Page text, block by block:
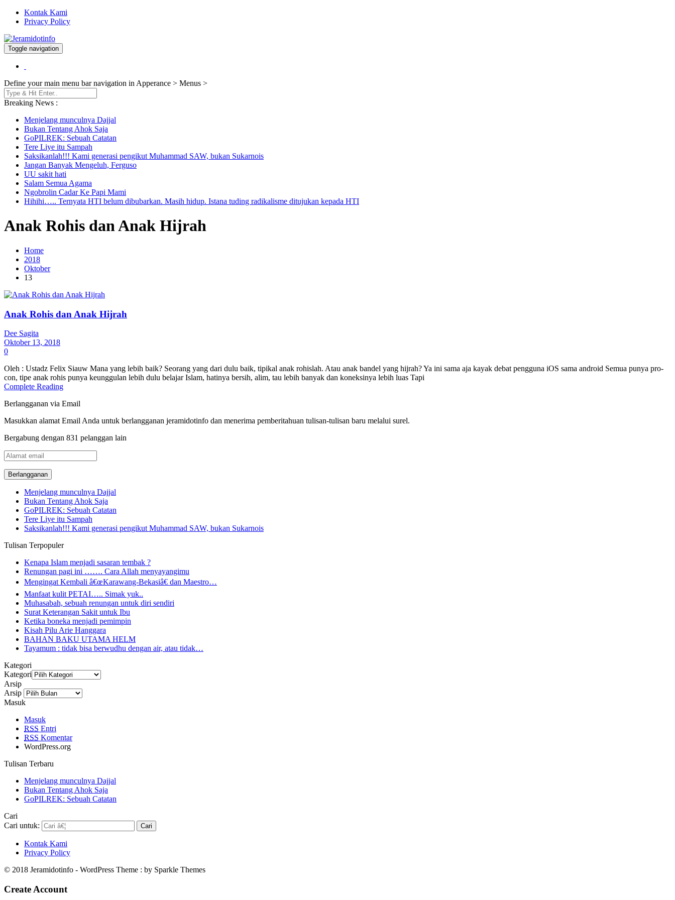
Kontak Kami
Privacy Policy
Jeramidotinfo
Berita dan Informasi Terkini
Toggle navigation
Define your main menu bar navigation in Apperance > Menus >
Breaking News :
Menjelang munculnya Dajjal
Bukan Tentang Ahok Saja
GoPILREK: Sebuah Catatan
Tere Liye itu Sampah
Saksikanlah!!! Kami generasi pengikut Muhammad SAW, bukan Sukarnois
Jangan Banyak Mengeluh, Ferguso
UU sakit hati
Salam Semua Agama
Ngobrolin Cadar Ke Papi Mami
Hihihi….. Ternyata HTI belum dibubarkan. Masih hidup. Istana tuding radikalisme ditujukan kepada HTI
Anak Rohis dan Anak Hijrah
Home
2018
Oktober
13
Anak Rohis dan Anak Hijrah
Dee Sagita
Oktober 13, 2018
0
Oleh : Ustadz Felix Siauw Mana yang lebih baik? Seorang yang dari dulu baik, tipikal anak rohislah. Atau anak bandel yang hijrah? Ya ini sama aja kayak debat pengguna iOS sama android Semua punya pro-
con, tipe anak rohis punya keunggulan lebih dulu belajar Islam, hatinya bersih, alim, tau lebih banyak dan koneksinya lebih luas Tapi
Complete Reading
Berlangganan via Email
Masukkan alamat Email Anda untuk berlangganan jeramidotinfo dan menerima pemberitahuan tulisan-tulisan baru melalui surel.
Bergabung dengan 831 pelanggan lain
Alamat
email
Menjelang munculnya Dajjal
Bukan Tentang Ahok Saja
GoPILREK: Sebuah Catatan
Tere Liye itu Sampah
Saksikanlah!!! Kami generasi pengikut Muhammad SAW, bukan Sukarnois
Tulisan Terpopuler
Kenapa Islam menjadi sasaran tembak ?
Renungan pagi ini ……. Cara Allah menyayangimu
Mengingat Kembali â€œKarawang-Bekasiâ€ dan Maestro…
Manfaat kulit PETAI….. Simak yuk..
Muhasabah, sebuah renungan untuk diri sendiri
Surat Keterangan Sakit untuk Ibu
Ketika boneka menjadi pemimpin
Kisah Pilu Arie Hanggara
BAHAN BAKU UTAMA HELM
Tayamum : tidak bisa berwudhu dengan air, atau tidak…
Kategori
Kategori
Arsip
Arsip
Masuk
Masuk
RSS Entri
RSS Komentar
WordPress.org
Tulisan Terbaru
Menjelang munculnya Dajjal
Bukan Tentang Ahok Saja
GoPILREK: Sebuah Catatan
Cari
Cari untuk:
Kontak Kami
Privacy Policy
© 2018 Jeramidotinfo - WordPress Theme : by Sparkle Themes
Create Account